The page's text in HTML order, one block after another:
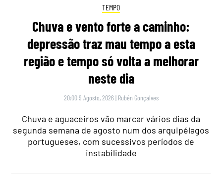
TEMPO
Chuva e vento forte a caminho:
depressão traz mau tempo a esta
região e tempo só volta a melhorar
neste dia
20:00 9 Agosto, 2026 | Rubén Gonçalves
Chuva e aguaceiros vão marcar vários dias da
segunda semana de agosto num dos arquipélagos
portugueses, com sucessivos períodos de
instabilidade